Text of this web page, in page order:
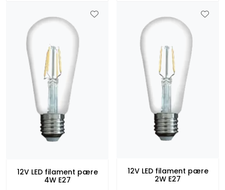
12V LED filament pære
4W E27
12V LED filament pære
2W E27